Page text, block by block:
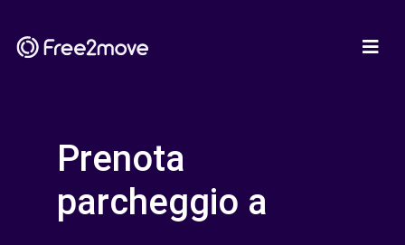
Prenota
parcheggio a